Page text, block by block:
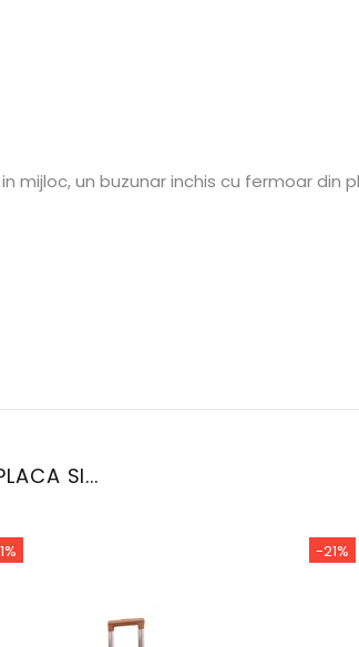
un buzunar inchis cu fermoar din
SI...
-21%